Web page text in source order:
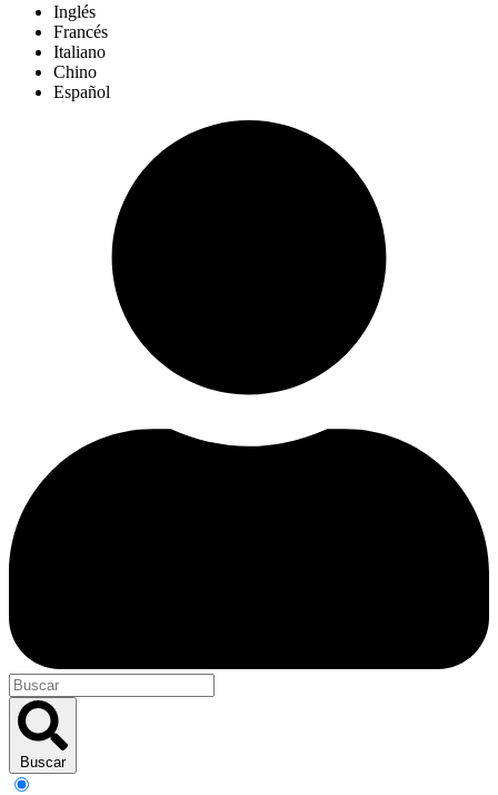
Inglés
Francés
Italiano
Chino
Español
Buscar